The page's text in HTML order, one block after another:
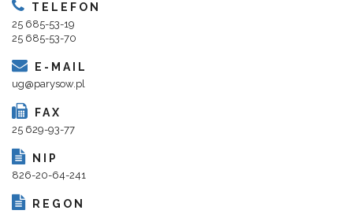
TELEFON
25 685-53-19
25 685-53-70
E-MAIL
ug@parysow.pl
FAX
25 629-93-77
NIP
826-20-64-241
REGON